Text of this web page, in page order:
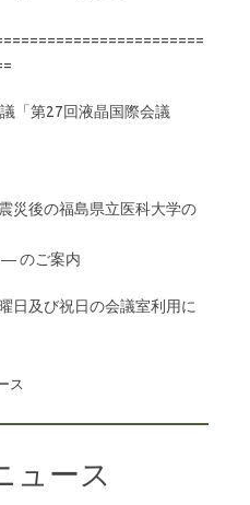
「第27回液晶国際会議
災後の福島県立医科大学の
のご案内
日及び祝日の会議室利用に
ス
ュース